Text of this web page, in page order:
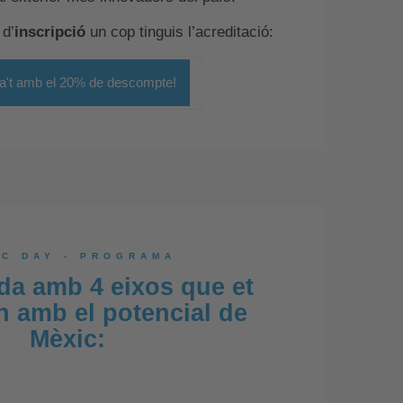
inscripció un cop tinguis l’acreditació:
amb el 20% de descompte!
DAY - PROGRAMA
amb 4 eixos que et
amb el potencial de
Mèxic: